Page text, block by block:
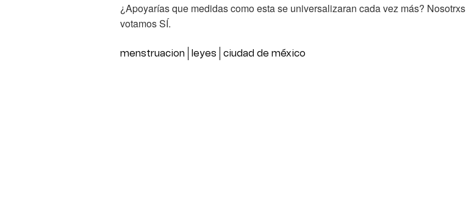
¿Apoyarías que medidas como esta se universalizaran cada vez más? Nosotrxs
votamos SÍ.
menstruacion leyes ciudad de méxico